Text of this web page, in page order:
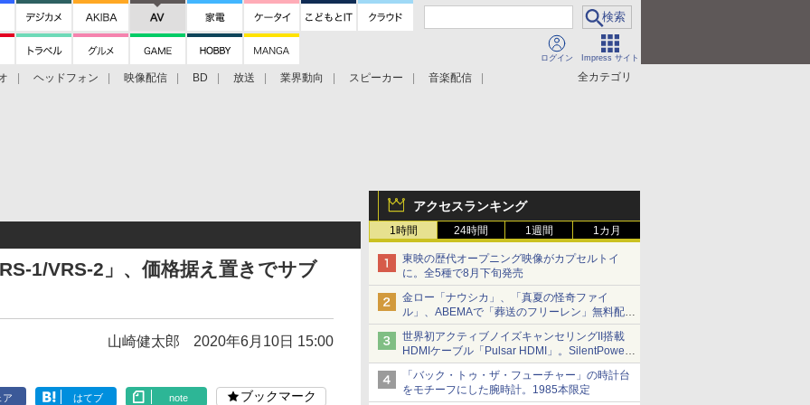
ログイン Impress サイト
全カテゴリ
ヘッドフォン 映像配信 BD 放送 業界動向 スピーカー
音楽配信
アクセスランキング
1時間 24時間 1週間 1カ月
東映の歴代オープニング映像がカプセルトイ
に。全5種で8月下旬発売
金ロー「ナウシカ」、「真夏の怪奇ファイ
ル」、ABEMAで「葬送のフリーレン」無料配信
など。夏の特番・配信情報
世界初アクティブノイズキャンセリングII搭載
HDMIケーブル「Pulsar HDMI」。SilentPower
から
「バック・トゥ・ザ・フューチャー」の時計台
をモチーフにした腕時計。1985本限定
1/VRS-2」、価格据え置きでサブ
山崎健太郎 2020年6月10日 15:00
ア はてブ note ブックマーク